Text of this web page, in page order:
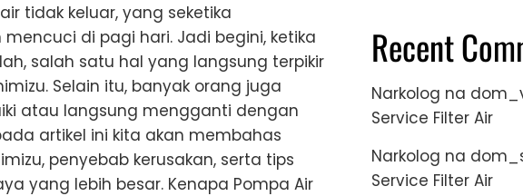
tidak keluar, yang seketika
di pagi hari. Jadi begini, ketika
salah satu hal yang langsung terpikir
Selain itu, banyak orang juga
atau langsung mengganti dengan
artikel ini kita akan membahas
penyebab kerusakan, serta tips
yang lebih besar. Kenapa Pompa Air
Recent
Narkolog na
Service Filter Air
Narkolog na
Service Filter Air